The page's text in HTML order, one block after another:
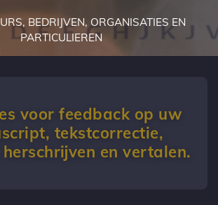
BEDRIJVEN, ORGANISATIES EN
PARTICULIEREN
voor feedback op uw
tekstcorrectie,
en vertalen.